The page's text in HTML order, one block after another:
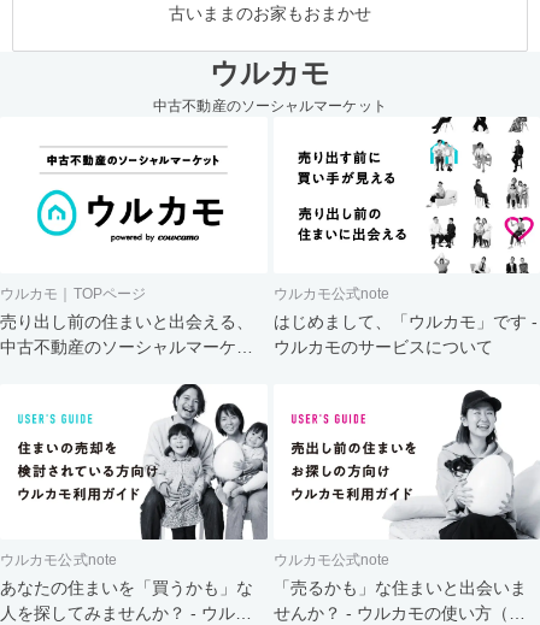
古いままのお家もおまかせ
ウルカモ
中古不動産のソーシャルマーケット
ウルカモ｜TOPページ
売り出し前の住まいと出会える、
中古不動産のソーシャルマーケッ
ウルカモ公式note
はじめまして、「ウルカモ」です -
ウルカモのサービスについて
ウルカモ公式note
あなたの住まいを「買うかも」な
人を探してみませんか？ - ウルカ
ウルカモ公式note
「売るかも」な住まいと出会いま
せんか？ - ウルカモの使い方（買